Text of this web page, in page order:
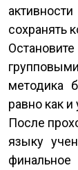
сохранять
методика
равно как
После
языку